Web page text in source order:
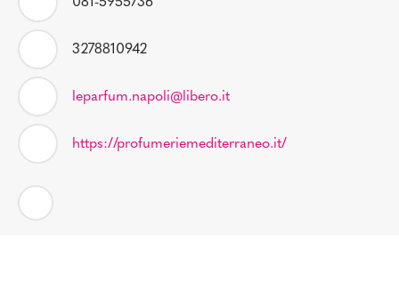
3278810942
leparfum.napoli@libero.it
https://profumeriemediterraneo.it/